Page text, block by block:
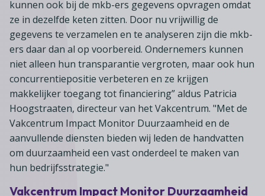
kunnen ook bij de mkb-ers gegevens opvragen omdat
ze in dezelfde keten zitten. Door nu vrijwillig de
gegevens te verzamelen en te analyseren zijn die mkb-
ers daar dan al op voorbereid. Ondernemers kunnen
niet alleen hun transparantie vergroten, maar ook hun
concurrentiepositie verbeteren en ze krijgen
makkelijker toegang tot financiering” aldus Patricia
Hoogstraaten, directeur van het Vakcentrum. "Met de
Vakcentrum Impact Monitor Duurzaamheid en de
aanvullende diensten bieden wij leden de handvatten
om duurzaamheid een vast onderdeel te maken van
hun bedrijfsstrategie."
Vakcentrum Impact Monitor Duurzaamheid